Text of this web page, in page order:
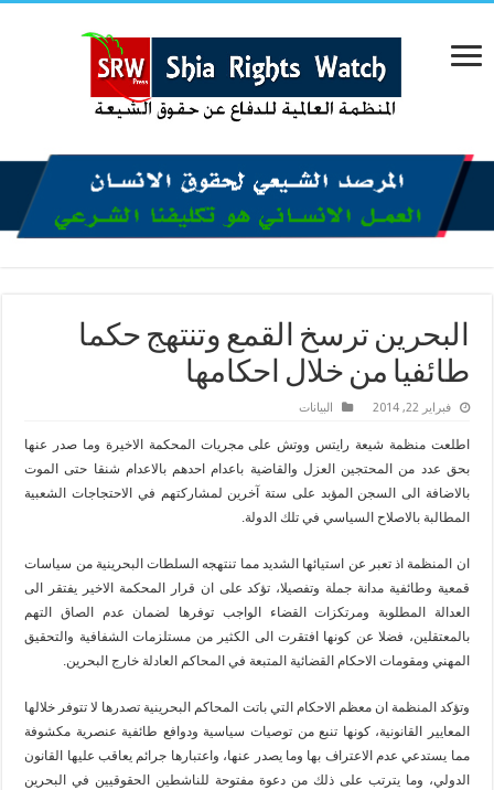
البحرين ترسخ القمع وتنتهج حكما
طائفيا من خلال احكامها
فبراير 22, 2014 البیانات
اطلعت منظمة شيعة رايتس ووتش على مجريات المحكمة الاخيرة وما صدر عنها
بحق عدد من المحتجين العزل والقاضية باعدام احدهم بالاعدام شنقا حتى الموت
بالاضافة الى السجن المؤبد على ستة آخرين لمشاركتهم في الاحتجاجات الشعبية
المطالبة بالاصلاح السياسي في تلك الدولة.
ان المنظمة اذ تعبر عن استيائها الشديد مما تنتهجه السلطات البحرينية من سياسات
قمعية وطائفية مدانة جملة وتفصيلا، تؤكد على ان قرار المحكمة الاخير يفتقر الى
العدالة المطلوبة ومرتكزات القضاء الواجب توفرها لضمان عدم الصاق التهم
بالمعتقلين، فضلا عن كونها افتقرت الى الكثير من مستلزمات الشفافية والتحقيق
المهني ومقومات الاحكام القضائية المتبعة في المحاكم العادلة خارج البحرين.
وتؤكد المنظمة ان معظم الاحكام التي باتت المحاكم البحرينية تصدرها لا تتوفر خلالها
المعايير القانونية، كونها تنبع من توصيات سياسية ودوافع طائفية عنصرية مكشوفة
مما يستدعي عدم الاعتراف بها وما يصدر عنها، واعتبارها جرائم يعاقب عليها القانون
الدولي، وما يترتب على ذلك من دعوة مفتوحة للناشطين الحقوقيين في البحرين